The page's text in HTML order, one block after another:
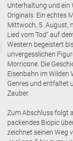
Unterhaltung und ein
Originals. Ein echtes
Mittwoch, 5. August,
Lied vom Tod“ auf
Western begeistert
unvergesslichen
Morricone. Die
Eisenbahn im Wilden
Genres und entfaltet
Zauber.
Zum Abschluss folgt
packendes Biopic
zeichnet seinen Weg